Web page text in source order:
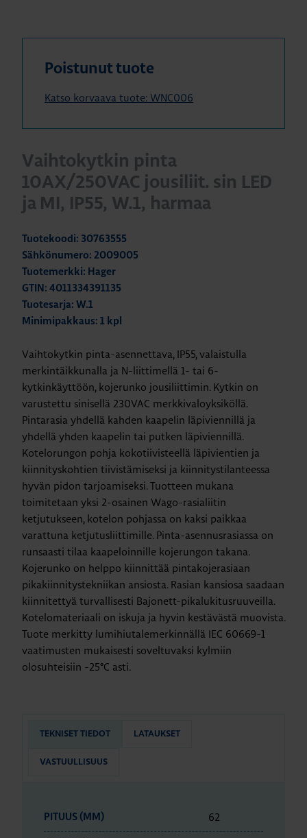
Poistunut tuote
Katso korvaava tuote: WNC006
Vaihtokytkin pinta
10AX/250VAC jousiliit. sin LED
ja MI, IP55, W.1, harmaa
Tuotekoodi: 30763555
Sähkönumero: 2009005
Tuotemerkki: Hager
GTIN: 4011334391135
Tuotesarja: W.1
Minimipakkaus: 1 kpl
Vaihtokytkin pinta-asennettava, IP55, valaistulla
merkintäikkunalla ja N-liittimellä 1- tai 6-
kytkinkäyttöön, kojerunko jousiliittimin. Kytkin on
varustettu sinisellä 230VAC merkkivaloyksiköllä.
Pintarasia yhdellä kahden kaapelin läpiviennillä ja
yhdellä yhden kaapelin tai putken läpiviennillä.
Kotelorungon pohja kokotiivisteellä läpivientien ja
kiinnityskohtien tiivistämiseksi ja kiinnitystilanteessa
hyvän pidon tarjoamiseksi. Tuotteen mukana
toimitetaan yksi 2-osainen Wago-rasialiitin
ketjutukseen, kotelon pohjassa on kaksi paikkaa
varattuna ketjutusliittimille. Pinta-asennusrasiassa on
runsaasti tilaa kaapeloinnille kojerungon takana.
Kojerunko on helppo kiinnittää pintakojerasiaan
pikakiinnitystekniikan ansiosta. Rasian kansiosa saadaan
kiinnitettyä turvallisesti Bajonett-pikalukitusruuveilla.
Kotelomateriaali on iskuja ja hyvin kestävästä muovista.
Tuote merkitty lumihiutalemerkinnällä IEC 60669-1
vaatimusten mukaisesti soveltuvaksi kylmiin
olosuhteisiin -25°C asti.
TEKNISET TIEDOT LATAUKSET
VASTUULLISUUS
PITUUS (MM) 62